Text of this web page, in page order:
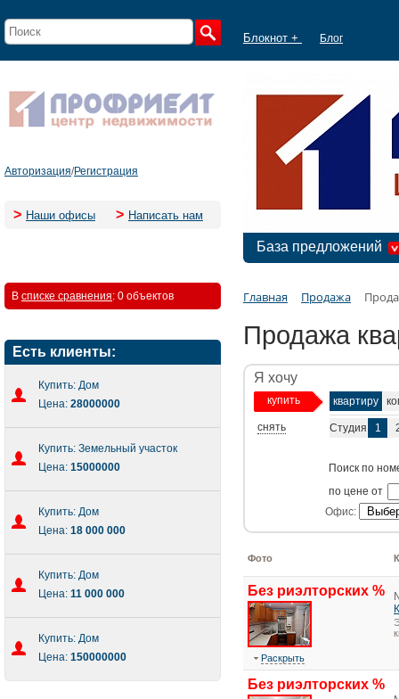
Блокнот + Блог
Авторизация/Регистрация
> Наши офисы > Написать нам
База предложений
В списке сравнения: 0 объектов
Есть клиенты:
Купить: Дом
Цена: 28000000
Купить: Земельный участок
Цена: 15000000
Купить: Дом
Цена: 18 000 000
Купить: Дом
Цена: 11 000 000
Купить: Дом
Цена: 150000000
Главная Продажа
Продажа
Я хочу
купить
снять
квартиру
Студия 1
Поиск по
по цене от
Офис:
Фото
Без риэлторских %
Раскрыть
Без риэлторских %